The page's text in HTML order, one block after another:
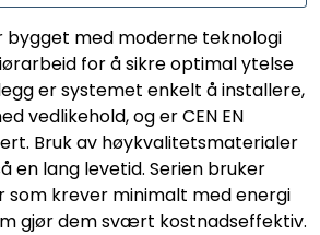
med moderne teknologi
for å sikre optimal ytelse
er systemet enkelt å installere,
vedlikehold, og er CEN EN
Bruk av høykvalitetsmaterialer
en lang levetid. Serien bruker
krever minimalt med energi
gjør dem svært kostnadseffektiv.